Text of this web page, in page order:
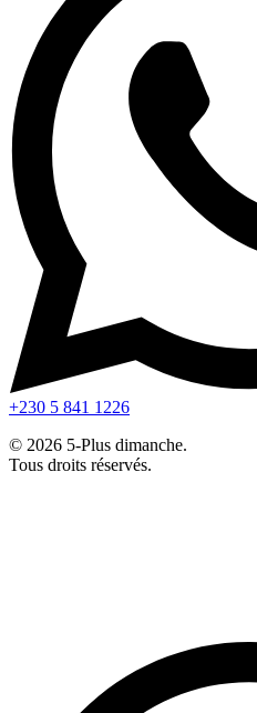
+230 5 841 1226
© 2026 5-Plus dimanche.
Tous droits réservés.